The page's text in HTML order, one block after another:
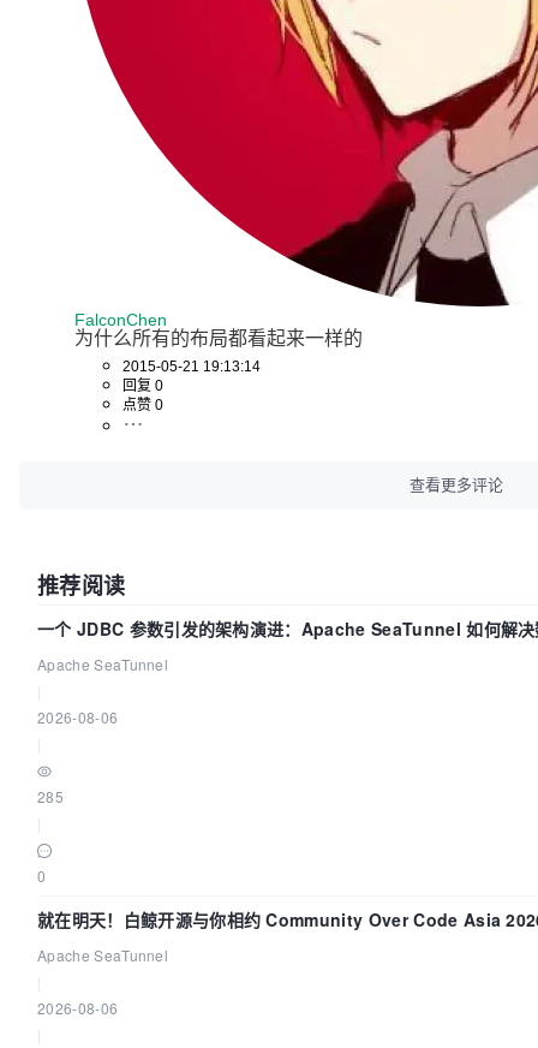
FalconChen
为什么所有的布局都看起来一样的
2015-05-21 19:13:14
回复 0
点赞 0
查看更多评论
推荐阅读
一个 JDBC 参数引发的架构演进：Apache SeaTunnel 如何解
Apache SeaTunnel
2026-08-06
285
0
就在明天！白鲸开源与你相约 Community Over Code Asia
Apache SeaTunnel
2026-08-06